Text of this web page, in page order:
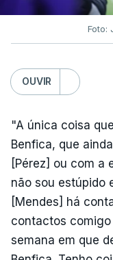
Foto:
OUVIR
"A única coisa
Benfica, que
[Pérez] ou com a
não sou estúpido
[Mendes] há
contactos comigo
semana em que